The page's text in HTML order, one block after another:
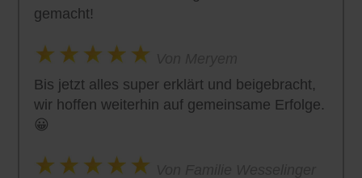
gemacht!
Bis jetzt alles super erklärt und beigebracht,
wir hoffen weiterhin auf gemeinsame Erfolge.
😀